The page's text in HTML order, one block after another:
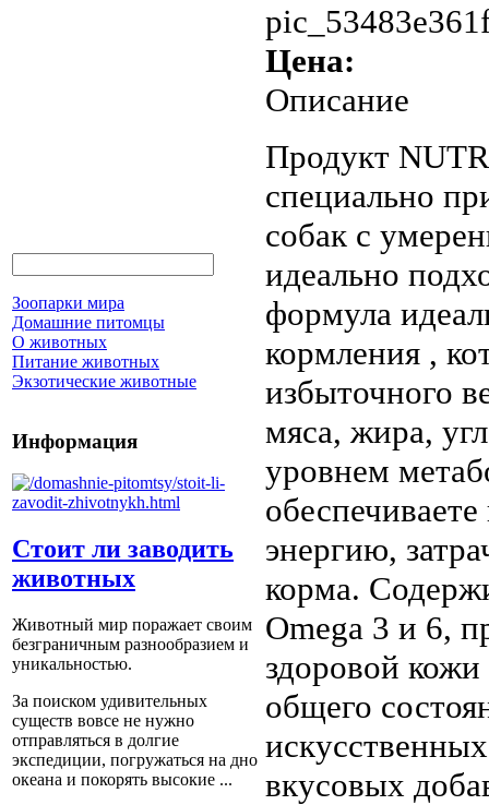
Зоопарки мира
Домашние питомцы
О животных
Питание животных
Экзотические животные
Информация
Стоит ли заводить
животных
Животный мир поражает своим
безграничным разнообразием и
уникальностью.
За поиском удивительных
существ вовсе не нужно
отправляться в долгие
экспедиции, погружаться на дно
океана и покорять высокие ...
Цена:
Описание
Продукт
специально
собак с
идеально
формула
кормления ,
избыточного
мяса, жира,
уровнем
энергию,
корма.
Omega 3 и 6,
здоровой
общего
вкусовых